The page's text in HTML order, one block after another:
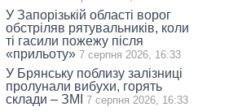
У Запорізькій області ворог
обстріляв рятувальників, коли
ті гасили пожежу після
«прильоту» 7 серпня 2026, 16:33
У Брянську поблизу залізниці
пролунали вибухи, горять
склади – ЗМІ
7 серпня 2026, 16:33